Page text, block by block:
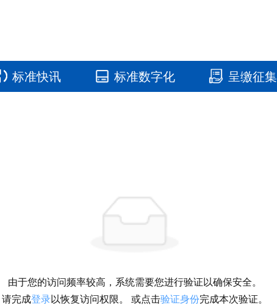
标准快讯 标准数字化 呈缴征集
由于您的访问频率较高，系统需要您进行验证以确保安全。
请完成登录以恢复访问权限。 或点击验证身份完成本次验证。